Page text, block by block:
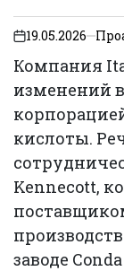
on19.05.2026
Компания
изменений
кислоты.
Kennecott,
заводе